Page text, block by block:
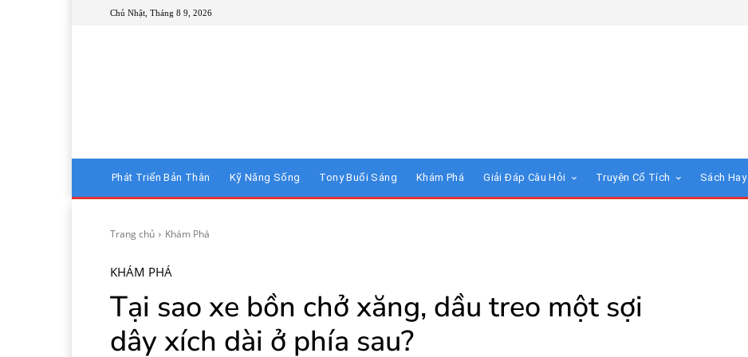
Chủ Nhật, Tháng 8 9, 2026
Phát Triển Bản Thân Kỹ Năng Sống Tony Buổi Sáng Khám Phá Giải Đáp Câu Hỏi Truyện Cổ Tích Sách Hay
Trang chủ Khám Phá
KHÁM PHÁ
Tại sao xe bồn chở xăng, dầu treo một sợi
dây xích dài ở phía sau?